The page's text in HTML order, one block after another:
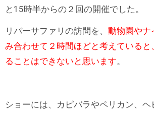
と15時半からの２回の開催でした。
リバーサファリの訪問を、 動物園やナ
み合わせて２時間ほどと考えていると
ることはできないと思います。
ショーには、カピバラやペリカン、ヘ